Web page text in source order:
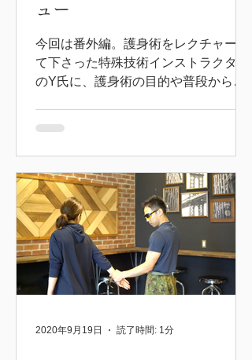
ュー
今回は番外編。護身術をレクチャーし
て下さった特殊技術インストラクター
のY氏に、護身術の目的や普段からど
2020年9月19日 読了時間: 1分